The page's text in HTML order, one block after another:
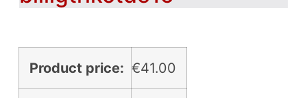
Product price: €41.00